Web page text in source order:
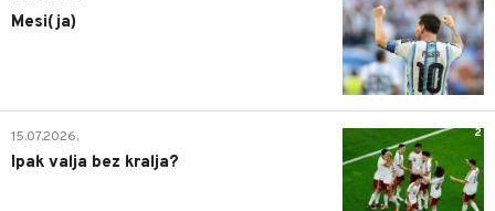
Mesi(ja)
2
15.07.2026.
Ipak valja bez kralja?